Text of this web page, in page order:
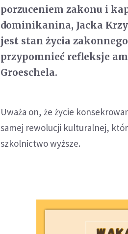
porzuceniem zakonu i
dominikanina, Jacka
jest stan życia
przypomnieć refleksje
Groeschela.
Uważa on, że życie
samej rewolucji kulturalnej,
szkolnictwo wyższe.